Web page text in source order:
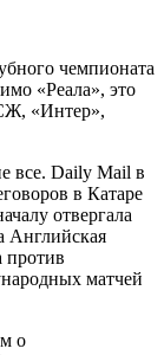
чемпионата
«Реала», это
«Интер»,
все. Daily Mail в
в Катаре
отвергала
Английская
против
матчей
о